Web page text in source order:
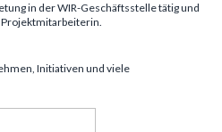
in der WIR-Geschäftsstelle tätig und
Initiativen und viele